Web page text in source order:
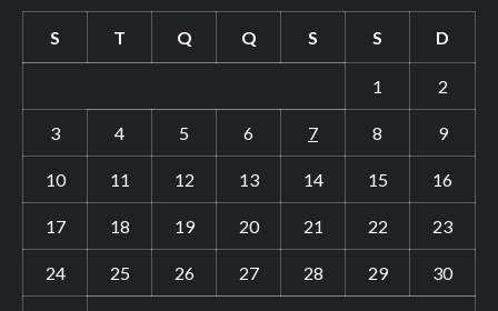
S T Q Q S S D
1 2
3 4 5 6 7 8 9
10 11 12 13 14 15 16
17 18 19 20 21 22 23
24 25 26 27 28 29 30